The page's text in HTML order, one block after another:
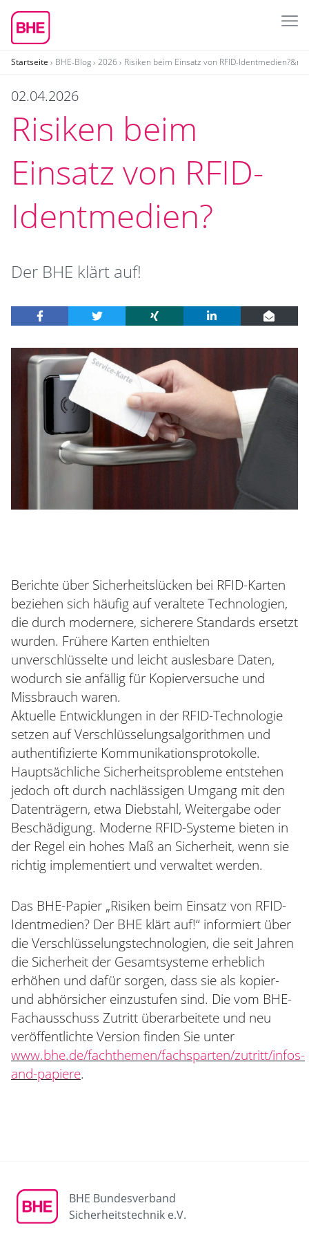
Startseite BHE-Blog 2026 Risiken beim Einsatz von RFID-
02.04.2026
Risiken beim
Einsatz von RFID-
Identmedien?
Der BHE klärt auf!
Berichte über Sicherheitslücken bei RFID-Karten
beziehen sich häufig auf veraltete Technologien,
die durch modernere, sicherere Standards ersetzt
wurden. Frühere Karten enthielten
unverschlüsselte und leicht auslesbare Daten,
wodurch sie anfällig für Kopierversuche und
Missbrauch waren.
Aktuelle Entwicklungen in der RFID-Technologie
setzen auf Verschlüsselungsalgorithmen und
authentifizierte Kommunikationsprotokolle.
Hauptsächliche Sicherheitsprobleme entstehen
jedoch oft durch nachlässigen Umgang mit den
Datenträgern, etwa Diebstahl, Weitergabe oder
Beschädigung. Moderne RFID-Systeme bieten in
der Regel ein hohes Maß an Sicherheit, wenn sie
richtig implementiert und verwaltet werden.
Das BHE-Papier „Risiken beim Einsatz von RFID-
Identmedien? Der BHE klärt auf!“ informiert über
die Verschlüsselungstechnologien, die seit Jahren
die Sicherheit der Gesamtsysteme erheblich
erhöhen und dafür sorgen, dass sie als kopier-
und abhörsicher einzustufen sind. Die vom BHE-
Fachausschuss Zutritt überarbeitete und neu
veröffentlichte Version finden Sie unter
www.bhe.de/fachthemen/fachsparten/zutritt/infos-
and-papiere.
BHE Bundesverband
Sicherheitstechnik e.V.